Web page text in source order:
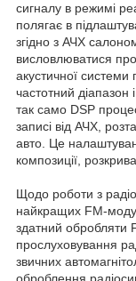
сигналу в режимі
полягає в
згідно з АЧХ
висловлюватися
акустичної
частотний діапазон
так само DSP
записі від АЧХ,
авто. Це
композиції,
Щодо роботи з
найкращих FM-
здатний обробляти
прослуховування
звичних